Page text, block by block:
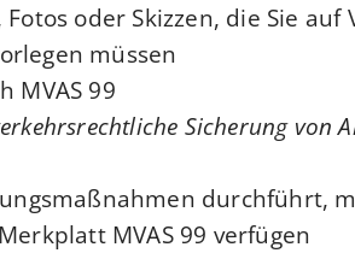
oder Skizzen, die Sie auf
müssen.
MVAS 99
Sicherung von
durchführt,
MVAS 99 verfügen.